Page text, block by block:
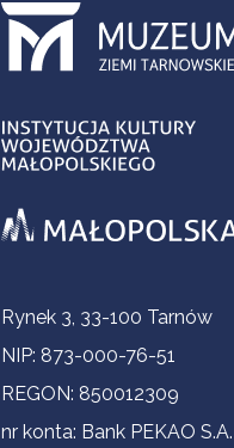
Informacje
Rynek 3, 33-100 Tarnów
NIP: 873-000-76-51
REGON: 850012309
nr konta: Bank PEKAO